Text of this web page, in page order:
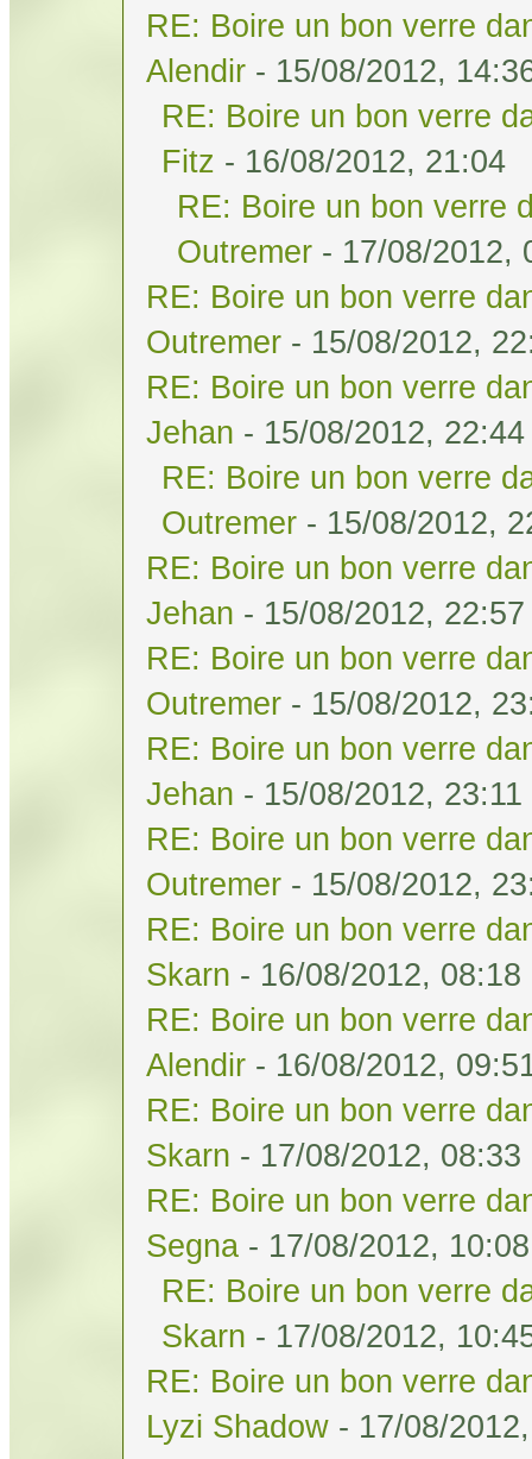
RE: Boire un bon verre
Alendir - 15/08/2012,
RE: Boire un bon verre
Fitz - 16/08/2012, 21:04
RE: Boire un bon verre
Outremer - 17/08/2012,
RE: Boire un bon verre
Outremer - 15/08/2012,
RE: Boire un bon verre
Jehan - 15/08/2012, 22:44
RE: Boire un bon verre
Outremer - 15/08/2012,
RE: Boire un bon verre
Jehan - 15/08/2012, 22:57
RE: Boire un bon verre
Outremer - 15/08/2012,
RE: Boire un bon verre
Jehan - 15/08/2012, 23:11
RE: Boire un bon verre
Outremer - 15/08/2012,
RE: Boire un bon verre
Skarn - 16/08/2012, 08:18
RE: Boire un bon verre
Alendir - 16/08/2012,
RE: Boire un bon verre
Skarn - 17/08/2012, 08:33
RE: Boire un bon verre
Segna - 17/08/2012, 10:08
RE: Boire un bon verre
Skarn - 17/08/2012,
RE: Boire un bon verre
Lyzi Shadow - 17/08/